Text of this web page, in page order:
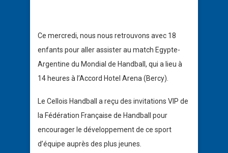
Ce mercredi, nous nous retrouvons avec 18
enfants pour aller assister au match Egypte-
Argentine du Mondial de Handball, qui a lieu à
14 heures à l’Accord Hotel Arena (Bercy).
Le Cellois Handball a reçu des invitations VIP de
la Fédération Française de Handball pour
encourager le développement de ce sport
d’équipe auprès des plus jeunes